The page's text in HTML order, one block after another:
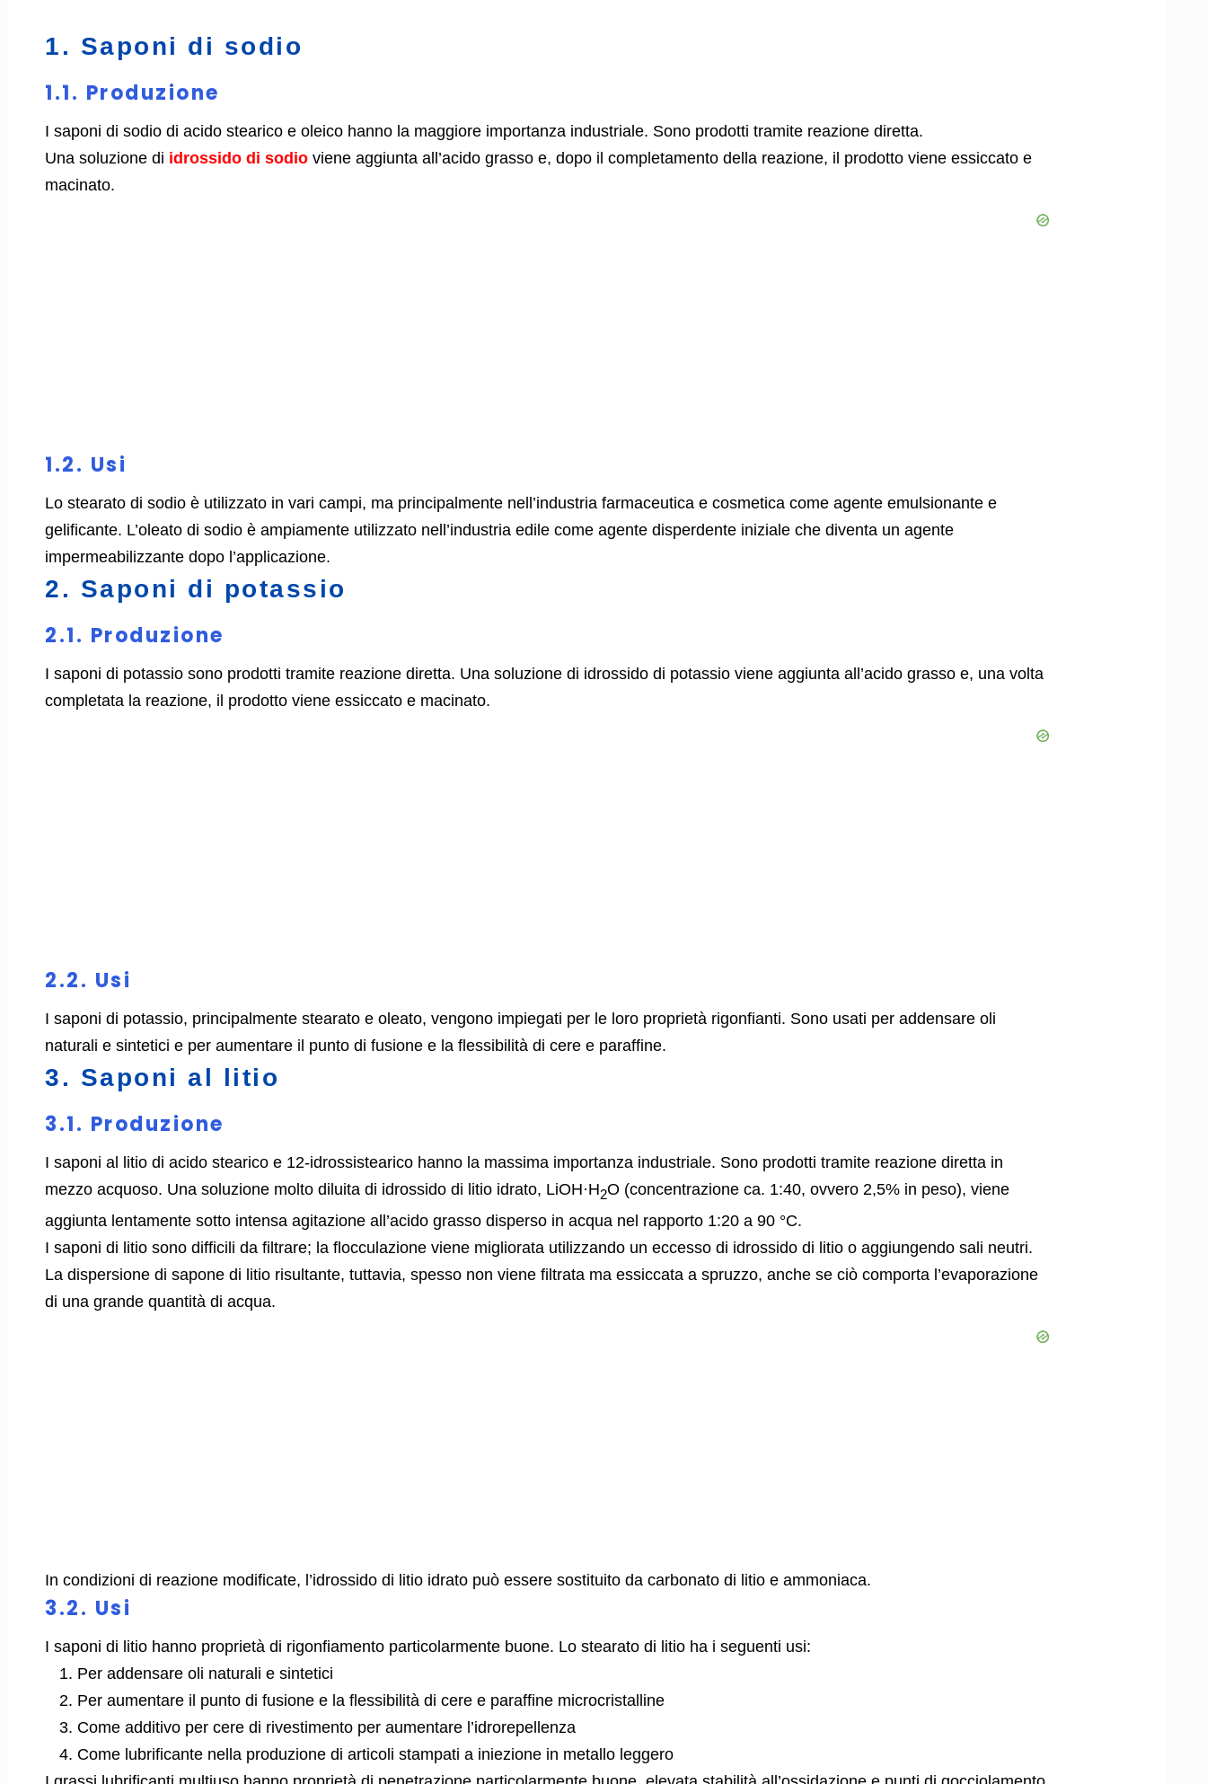
1. Saponi di sodio
1.1. Produzione
I saponi di sodio di acido stearico e oleico hanno la maggiore importanza industriale. Sono prodotti tramite reazione diretta.
Una soluzione di idrossido di sodio viene aggiunta all’acido grasso e, dopo il completamento della reazione, il prodotto viene essiccato e
macinato.
1.2. Usi
Lo stearato di sodio è utilizzato in vari campi, ma principalmente nell’industria farmaceutica e cosmetica come agente emulsionante e
gelificante. L’oleato di sodio è ampiamente utilizzato nell’industria edile come agente disperdente iniziale che diventa un agente
impermeabilizzante dopo l’applicazione.
2. Saponi di potassio
2.1. Produzione
I saponi di potassio sono prodotti tramite reazione diretta. Una soluzione di idrossido di potassio viene aggiunta all’acido grasso e, una volta
completata la reazione, il prodotto viene essiccato e macinato.
2.2. Usi
I saponi di potassio, principalmente stearato e oleato, vengono impiegati per le loro proprietà rigonfianti. Sono usati per addensare oli
naturali e sintetici e per aumentare il punto di fusione e la flessibilità di cere e paraffine.
3. Saponi al litio
3.1. Produzione
I saponi al litio di acido stearico e 12-idrossistearico hanno la massima importanza industriale. Sono prodotti tramite reazione diretta in
mezzo acquoso. Una soluzione molto diluita di idrossido di litio idrato, LiOH·H2O (concentrazione ca. 1:40, ovvero 2,5% in peso), viene
aggiunta lentamente sotto intensa agitazione all’acido grasso disperso in acqua nel rapporto 1:20 a 90 °C.
I saponi di litio sono difficili da filtrare; la flocculazione viene migliorata utilizzando un eccesso di idrossido di litio o aggiungendo sali neutri.
La dispersione di sapone di litio risultante, tuttavia, spesso non viene filtrata ma essiccata a spruzzo, anche se ciò comporta l’evaporazione
di una grande quantità di acqua.
In condizioni di reazione modificate, l’idrossido di litio idrato può essere sostituito da carbonato di litio e ammoniaca.
3.2. Usi
I saponi di litio hanno proprietà di rigonfiamento particolarmente buone. Lo stearato di litio ha i seguenti usi:
Per addensare oli naturali e sintetici
Per aumentare il punto di fusione e la flessibilità di cere e paraffine microcristalline
Come additivo per cere di rivestimento per aumentare l’idrorepellenza
Come lubrificante nella produzione di articoli stampati a iniezione in metallo leggero